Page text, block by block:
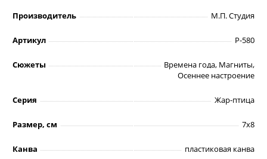
Производитель М.П. Студия
Артикул Р-580
Сюжеты
Времена года, Магниты,
Осеннее настроение
Серия Жар-птица
Размер, см 7х8
Канва пластиковая канва